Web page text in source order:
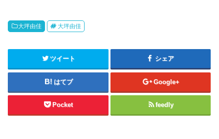
大坪由佳 大坪由佳
ツイート シェア
はてブ Google+
Pocket feedly